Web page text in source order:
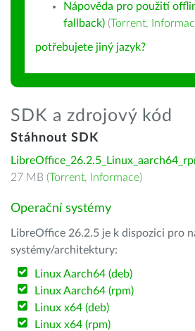
Nápověda pro použití
fallback) (Torrent,
potřebujete jiný jazyk?
SDK a zdrojový kód
Stáhnout SDK
27 MB (Torrent, Informace)
Operační systémy
LibreOffice 26.2.5 je k dispozici pro
systémy/architektury:
Linux Aarch64 (deb)
Linux Aarch64 (rpm)
Linux x64 (deb)
Linux x64 (rpm)